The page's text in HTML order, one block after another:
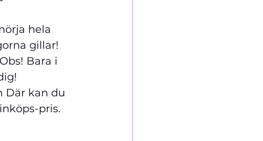
hela
gillar!
Bara i
jag dig!
kan du
pris.